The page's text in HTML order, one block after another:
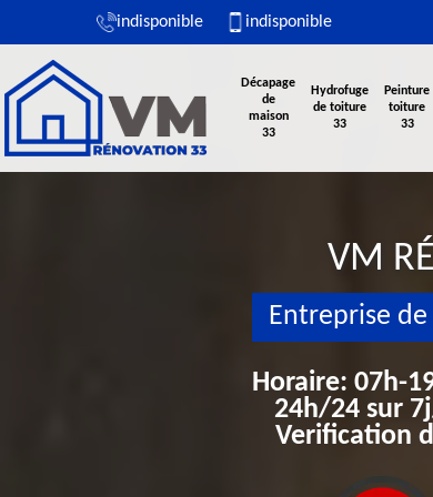
indisponible indisponible
Décapage
de
maison
33
Hydrofuge
de toiture
33
Peinture
toiture
33
VM
Entreprise de
Horaire: 07h-
24h/24 sur
Verification